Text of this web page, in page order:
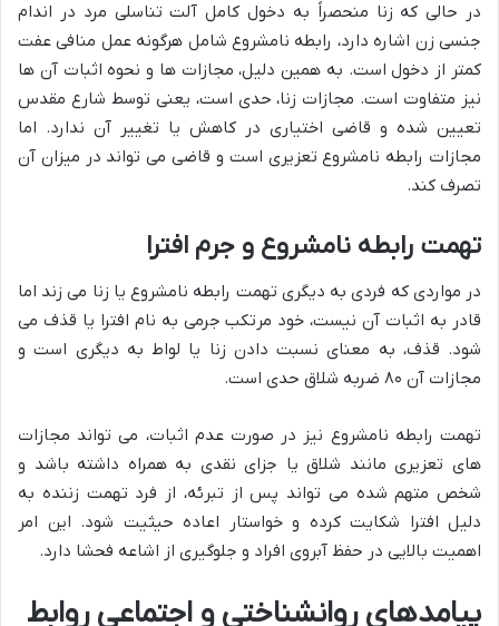
در حالی که زنا منحصراً به دخول کامل آلت تناسلی مرد در اندام
جنسی زن اشاره دارد، رابطه نامشروع شامل هرگونه عمل منافی عفت
کمتر از دخول است. به همین دلیل، مجازات ها و نحوه اثبات آن ها
نیز متفاوت است. مجازات زنا، حدی است، یعنی توسط شارع مقدس
تعیین شده و قاضی اختیاری در کاهش یا تغییر آن ندارد. اما
مجازات رابطه نامشروع تعزیری است و قاضی می تواند در میزان آن
تصرف کند.
تهمت رابطه نامشروع و جرم افترا
در مواردی که فردی به دیگری تهمت رابطه نامشروع یا زنا می زند اما
قادر به اثبات آن نیست، خود مرتکب جرمی به نام افترا یا قذف می
شود. قذف، به معنای نسبت دادن زنا یا لواط به دیگری است و
مجازات آن ۸۰ ضربه شلاق حدی است.
تهمت رابطه نامشروع نیز در صورت عدم اثبات، می تواند مجازات
های تعزیری مانند شلاق یا جزای نقدی به همراه داشته باشد و
شخص متهم شده می تواند پس از تبرئه، از فرد تهمت زننده به
دلیل افترا شکایت کرده و خواستار اعاده حیثیت شود. این امر
اهمیت بالایی در حفظ آبروی افراد و جلوگیری از اشاعه فحشا دارد.
پیامدهای روانشناختی و اجتماعی روابط